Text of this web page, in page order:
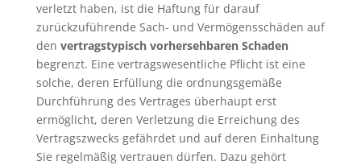
verletzt haben, ist die Haftung für darauf
zurückzuführende Sach- und Vermögensschäden auf
den vertragstypisch vorhersehbaren Schaden
begrenzt. Eine vertragswesentliche Pflicht ist eine
solche, deren Erfüllung die ordnungsgemäße
Durchführung des Vertrages überhaupt erst
ermöglicht, deren Verletzung die Erreichung des
Vertragszwecks gefährdet und auf deren Einhaltung
Sie regelmäßig vertrauen dürfen. Dazu gehört